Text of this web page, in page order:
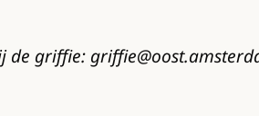
de griffie: